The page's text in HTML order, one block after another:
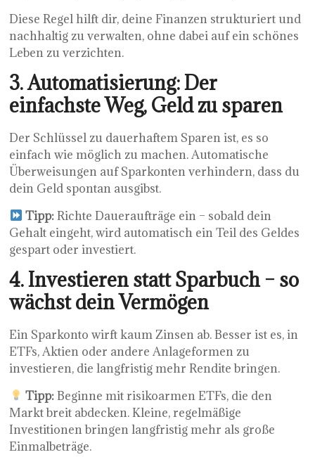
Diese Regel hilft dir, deine Finanzen strukturiert und
nachhaltig zu verwalten, ohne dabei auf ein schönes
Leben zu verzichten.
3. Automatisierung: Der
einfachste Weg, Geld zu sparen
Der Schlüssel zu dauerhaftem Sparen ist, es so
einfach wie möglich zu machen. Automatische
Überweisungen auf Sparkonten verhindern, dass du
dein Geld spontan ausgibst.
Tipp:Richte Daueraufträge ein – sobald dein
Gehalt eingeht, wird automatisch ein Teil des Geldes
gespart oder investiert.
4. Investieren statt Sparbuch – so
wächst dein Vermögen
Ein Sparkonto wirft kaum Zinsen ab. Besser ist es, in
ETFs, Aktien oder andere Anlageformen zu
investieren, die langfristig mehr Rendite bringen.
Tipp:Beginne mit risikoarmen ETFs, die den
Markt breit abdecken. Kleine, regelmäßige
Investitionen bringen langfristig mehr als große
Einmalbeträge.